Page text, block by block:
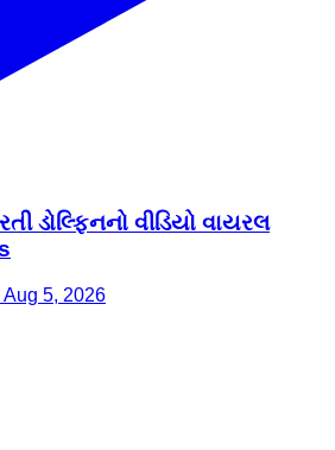
ડોલ્ફિનનો વીડિયો વાયરલ
5, 2026